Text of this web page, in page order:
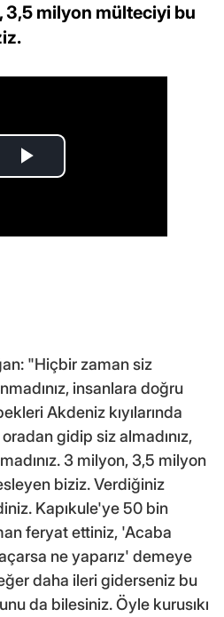
3,5 milyon mülteciyi bu
"Hiçbir zaman siz
insanlara doğru
Akdeniz kıyılarında
gidip siz almadınız,
3 milyon, 3,5 milyon
biziz. Verdiğiniz
Kapıkule'ye 50 bin
feryat ettiniz, 'Acaba
açarsa ne yaparız' demeye
daha ileri giderseniz bu
da bilesiniz. Öyle kurusıkı